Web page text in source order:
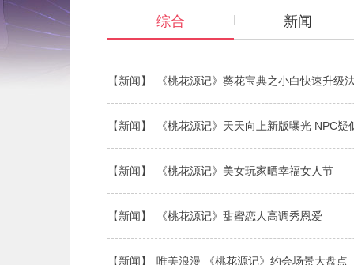
综合 新闻
【新闻】 《桃花源记》葵花宝典之小白快速升级
【新闻】 《桃花源记》天天向上新版曝光 NPC疑
【新闻】 《桃花源记》美女玩家晒幸福女人节
【新闻】 《桃花源记》甜蜜恋人高调秀恩爱
【新闻】 唯美浪漫 《桃花源记》约会场景大盘点